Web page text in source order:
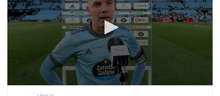
minute,
38
seconds